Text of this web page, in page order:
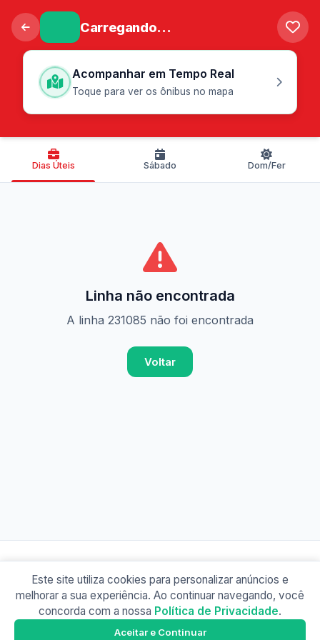
Carregando...
Acompanhar em Tempo Real
Toque para ver os ônibus no mapa
Dias Úteis Sábado Dom/Fer
Linha não encontrada
A linha 231085 não foi encontrada
Voltar
© 2026 Busão BR
Sobre Contato Política de Privacidade
Este site utiliza cookies para personalizar anúncios e
melhorar a sua experiência. Ao continuar navegando, você
concorda com a nossa Política de Privacidade.
Aceitar e Continuar